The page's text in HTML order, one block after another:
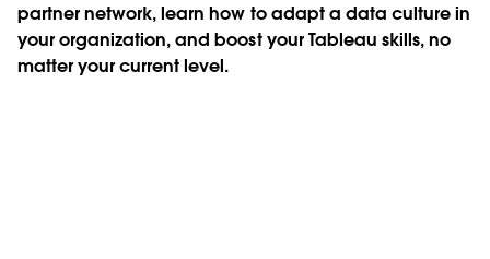
partner network, learn how to adapt a data culture in
your organization, and boost your Tableau skills, no
matter your current level.